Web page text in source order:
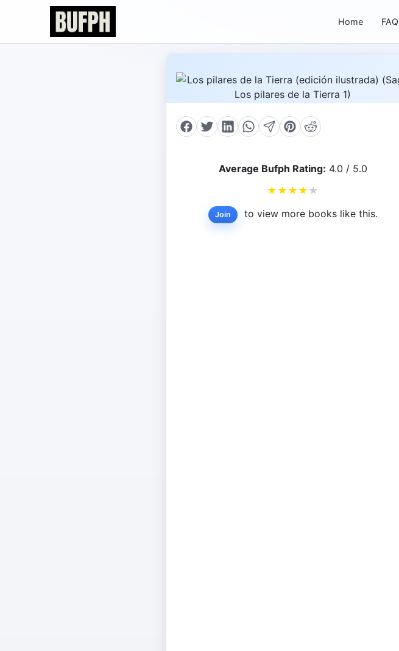
Home FAQ
Average Bufph Rating: 4.0 / 5.0
★ ★ ★ ★ ★
Join to view more books like this.